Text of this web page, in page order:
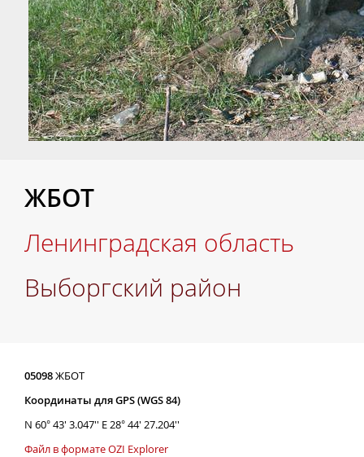
ЖБОТ
Ленинградская область
Выборгский район
05098ЖБОТ
Координаты для GPS (WGS 84)
N 60° 43' 3.047'' E 28° 44' 27.204''
Файл в формате OZI Explorer